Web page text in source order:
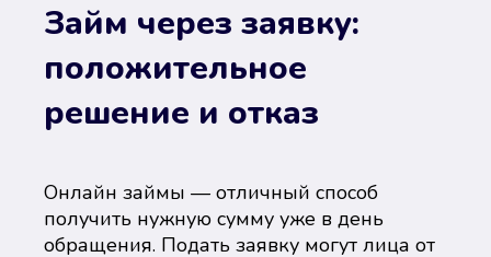
Займ через заявку:
положительное
решение и отказ
Онлайн займы — отличный способ
получить нужную сумму уже в день
обращения. Подать заявку могут лица от